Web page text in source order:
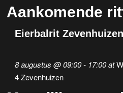
Aankomende
Eierbalrit Zevenhuizen
8 augustus @ 09:00- 17:00at
4 Zevenhuizen